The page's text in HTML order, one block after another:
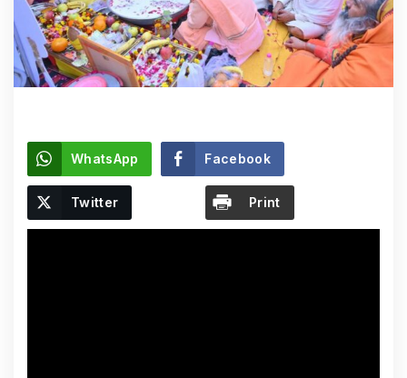
WhatsApp Facebook
Twitter Print